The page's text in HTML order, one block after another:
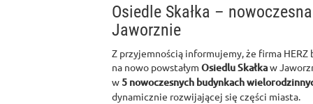
Osiedle Skałka –
Jaworznie
Z przyjemnością informujemy, że firma
na nowo powstałym Osiedlu Skałkaw
w5 nowoczesnych budynkach
dynamicznie rozwijającej się części miasta.